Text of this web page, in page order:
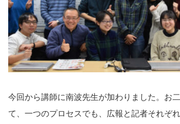
今回から講師に南波先生が加わりました。お
て、一つのプロセスでも、広報と記者それぞ